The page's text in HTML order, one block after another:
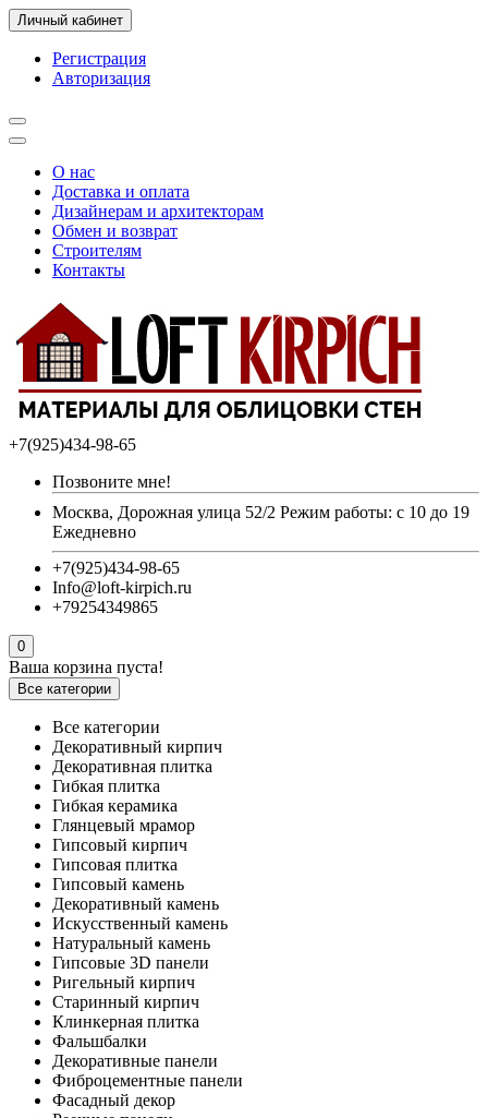
Личный кабинет
Регистрация
Авторизация
О нас
Доставка и оплата
Дизайнерам и архитекторам
Обмен и возврат
Строителям
Контакты
+7(925)434-98-65
Позвоните мне!
Москва, Дорожная улица 52/2 Режим работы: с 10 до 19
Ежедневно
+7(925)434-98-65
Info@loft-kirpich.ru
+79254349865
0
Ваша корзина пуста!
Все категории
Все категории
Декоративный кирпич
Декоративная плитка
Гибкая плитка
Гибкая керамика
Глянцевый мрамор
Гипсовый кирпич
Гипсовая плитка
Гипсовый камень
Декоративный камень
Искусственный камень
Натуральный камень
Гипсовые 3D панели
Ригельный кирпич
Старинный кирпич
Клинкерная плитка
Фальшбалки
Декоративные панели
Фиброцементные панели
Фасадный декор